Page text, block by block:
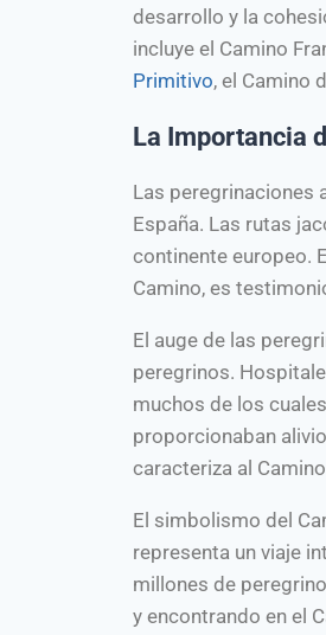
desarrollo y la
incluye el Camino
Primitivo, el Camino
La Importancia
Las peregrinaciones
España. Las rutas
continente europeo.
Camino, es
El auge de las
peregrinos.
muchos de los
proporcionaban
caracteriza al
El simbolismo del
representa un viaje
millones de
y encontrando en el